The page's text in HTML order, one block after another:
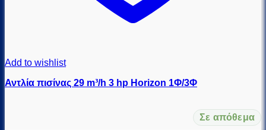
Add to wishlist
Αντλία πισίνας 29 m³/h 3 hp Horizon 1Φ/3Φ
Σε απόθεμα